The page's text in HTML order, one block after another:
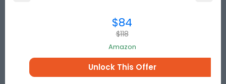
Beste internationale
winkeloplossing!
$84
$118
Amazon
Unlock This Offer